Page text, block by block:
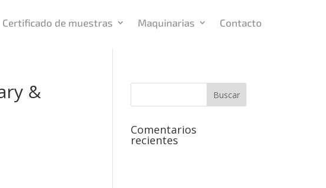
Certificado de muestras Maquinarias Contacto
&
Comentarios
recientes